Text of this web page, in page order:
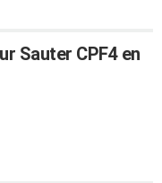
Sauter CPF4 en